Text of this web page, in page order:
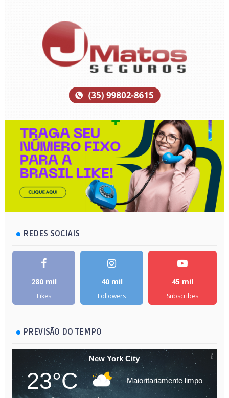
REDES SOCIAIS
280 mil
Likes
40 mil
Followers
45 mil
Subscribes
PREVISÃO DO TEMPO
New York City
23°C Maioritariamente limpo